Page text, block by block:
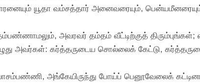
யூதா வம்சத்தார் அனைவரையும்,
அவரவர் தம்தம் வீட்டிற்குத்
அவர்கள்: கர்த்தருடைய சொல்லைக் கேட்டு,
அங்கேயிருந்து போய்ப் பெனூவேலைக்